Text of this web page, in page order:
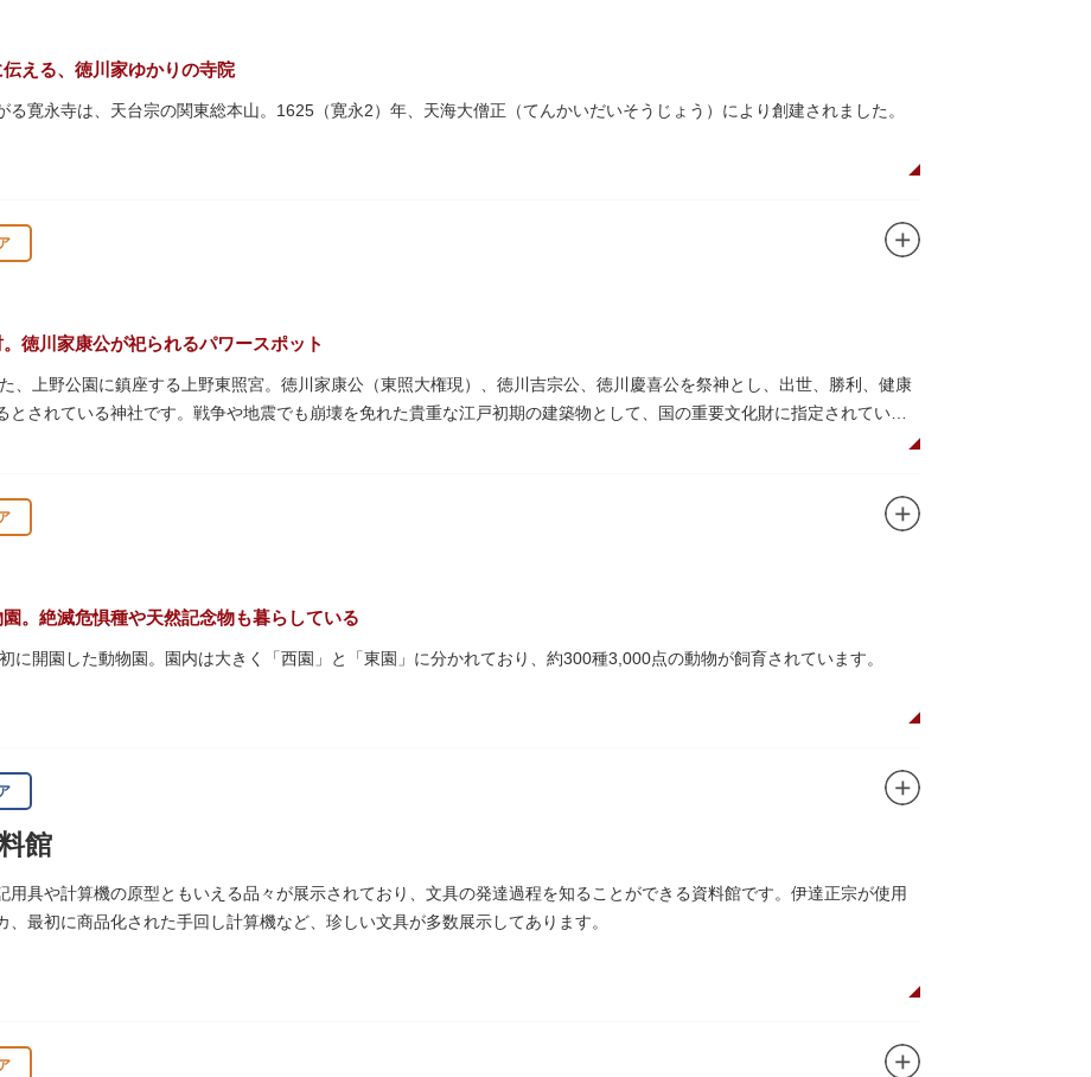
える、徳川家ゆかりの寺院
る寛永寺は、天台宗の関東総本山。1625（寛永2）年、天海大僧正（てんかいだいそうじょう）により創建されました。
要文化財も多く有し、歴史の重みを今に伝える寺院です。
に復元された「月の松」は、浮世絵師歌川広重の「名所江戸百景」にも描かれていることで有名。丸い形の松から不忍池
流な景観は、絶好のフォトスポットとなっています。
ん）という山号は、東の「比叡山延暦寺」を意味しており、比叡山や京都の有名寺院になぞらえて上野の山に数多くの堂
を兼ね、御霊廟には6名の将軍が埋葬されています。
徳川家康公が祀られるパワースポット
、上野公園に鎮座する上野東照宮。徳川家康公（東照大権現）、徳川吉宗公、徳川慶喜公を祭神とし、出世、勝利、健康
とされている神社です。戦争や地震でも崩壊を免れた貴重な江戸初期の建築物として、国の重要文化財に指定されていま
た豪華絢爛な金色殿（社殿）などの建造物は、三代将軍・徳川家光公が、日光東照宮までお参りに行けない江戸の人々の
う。社殿内部は文化財保護のため通常は非公開ですが、特別公開が実施されることもあるので、拝観を申し込んでみては
数量限定のお守りや御朱印も授与されているので要チェック。手塚治虫のユニコのお守りなど愛らしいものがあります
園。絶滅危惧種や天然記念物も暮らしている
に開園した動物園。園内は大きく「西園」と「東園」に分かれており、約300種3,000点の動物が飼育されています。
亭」などの歴史的建造物も見どころです。
の名所としても知られる風光明媚な「不忍池」のほとりに位置する区域。キリンやサイなどの人気動物をはじめ、アイア
して話題のハシビロコウなどユニークな種も見られます。
っぷ」では、小動物を間近で観察することを通じて、命の大切さや生きものの魅力が学べる体験プログラムが実施されて
館
用具や計算機の原型ともいえる品々が展示されており、文具の発達過程を知ることができる資料館です。伊達正宗が使用
、最初に商品化された手回し計算機など、珍しい文具が多数展示してあります。